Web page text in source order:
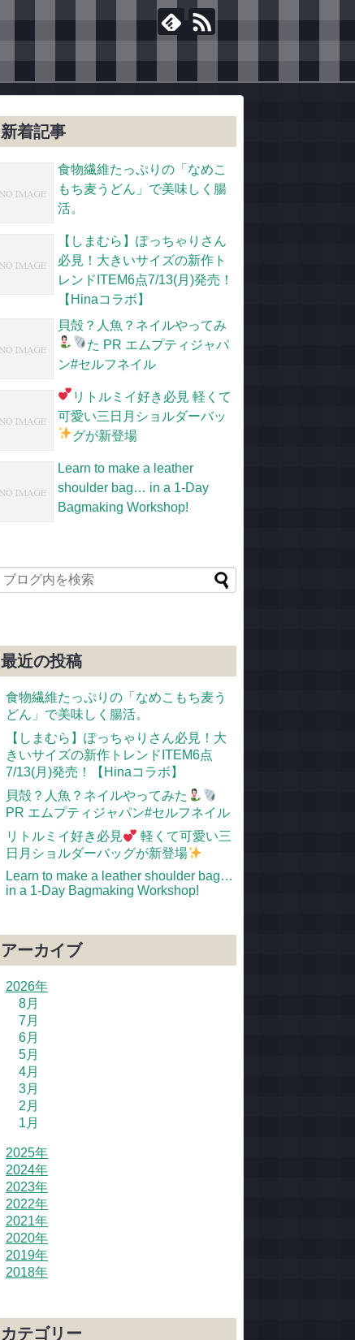
新着記事
食物繊維たっぷりの「なめこ
もち麦うどん」で美味しく腸
活。
【しまむら】ぽっちゃりさん
必見！大きいサイズの新作ト
レンドITEM6点7/13(月)発売！
【Hinaコラボ】
貝殻？人魚？ネイルやってみ
た PR エムプティジャパ
ン#セルフネイル
リトルミイ好き必見 軽くて
可愛い三日月ショルダーバッ
グが新登場
Learn to make a leather
shoulder bag… in a 1-Day
Bagmaking Workshop!
最近の投稿
食物繊維たっぷりの「なめこもち麦う
どん」で美味しく腸活。
【しまむら】ぽっちゃりさん必見！大
きいサイズの新作トレンドITEM6点
7/13(月)発売！【Hinaコラボ】
貝殻？人魚？ネイルやってみた
PR エムプティジャパン#セルフネイル
リトルミイ好き必見
軽くて可愛い三
日月ショルダーバッグが新登場
Learn to make a leather shoulder bag…
in a 1-Day Bagmaking Workshop!
アーカイブ
2026年
8月
7月
6月
5月
4月
3月
2月
1月
2025年
2024年
2023年
2022年
2021年
2020年
2019年
2018年
カテゴリー